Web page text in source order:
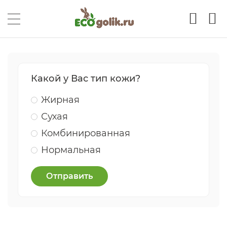
Какой у Вас тип кожи?
Жирная
Сухая
Комбинированная
Нормальная
Отправить